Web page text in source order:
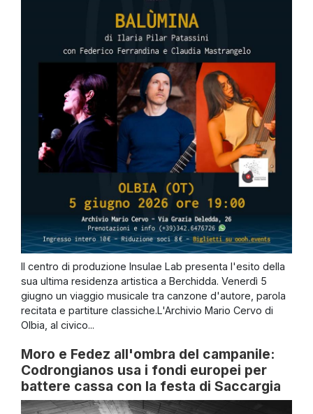
Il centro di produzione Insulae Lab presenta l'esito della
sua ultima residenza artistica a Berchidda. Venerdì 5
giugno un viaggio musicale tra canzone d'autore, parola
recitata e partiture classiche.L'Archivio Mario Cervo di
Olbia, al civico...
Moro e Fedez all'ombra del campanile:
Codrongianos usa i fondi europei per
battere cassa con la festa di Saccargia